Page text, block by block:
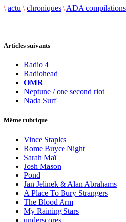
\ actu \ chroniques \ ADA compilations
Articles suivants
Radio 4
Radiohead
OMR
Neptune / one second riot
Nada Surf
Même rubrique
Vince Staples
Rome Buyce Night
Sarah Maï
Josh Mason
Pond
Jan Jelinek & Alan Abrahams
A Place To Bury Strangers
The Blood Arm
My Raining Stars
underscores